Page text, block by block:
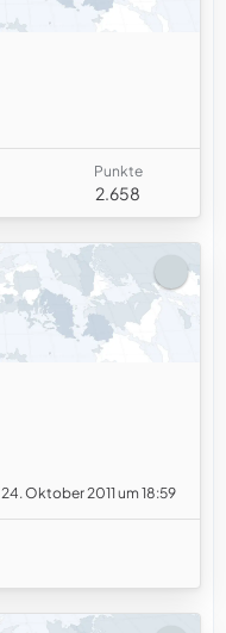
Punkte
2.658
24. Oktober 2011 um 18:59